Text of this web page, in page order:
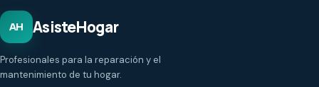
AH AsisteHogar
Profesionales para la reparación y el
mantenimiento de tu hogar.